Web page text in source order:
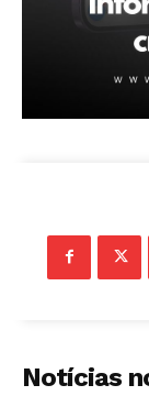
Sobre nós
Notícias